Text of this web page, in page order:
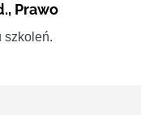
, Prawo
szkoleń.